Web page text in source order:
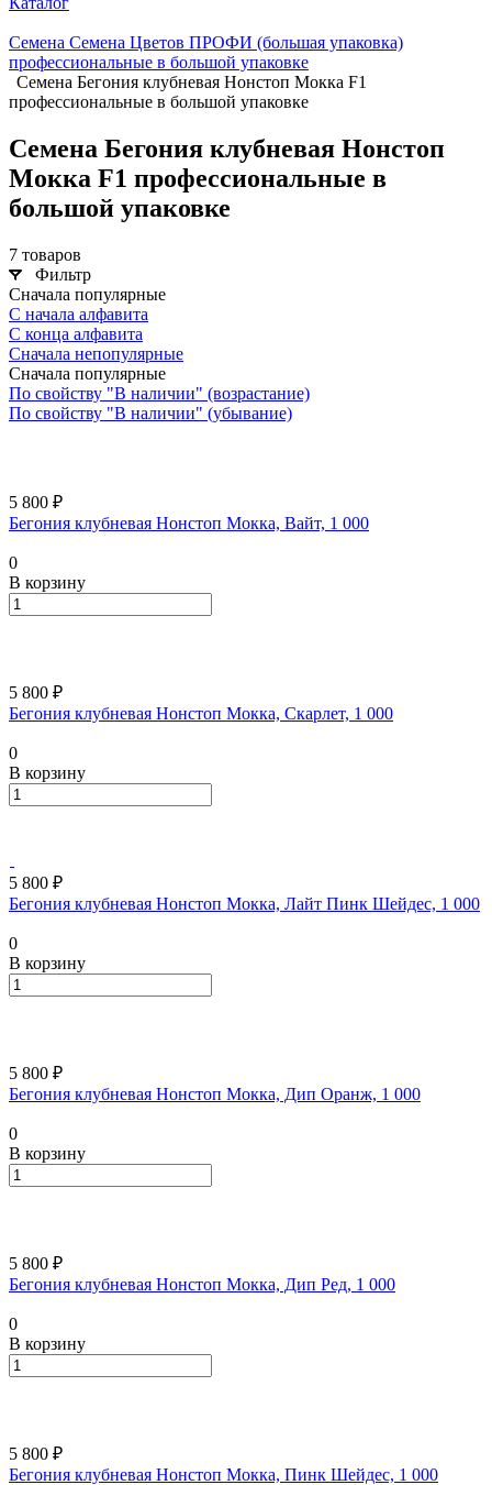
Семена Семена Цветов ПРОФИ (большая упаковка)
профессиональные в большой упаковке
Семена Бегония клубневая Нонстоп Мокка F1
профессиональные в большой упаковке
Семена Бегония клубневая Нонстоп
Мокка F1 профессиональные в
большой упаковке
7 товаров
Фильтр
Сначала популярные
С начала алфавита
С конца алфавита
Сначала непопулярные
Сначала популярные
По свойству "В наличии" (возрастание)
По свойству "В наличии" (убывание)
5 800 ₽
Бегония клубневая Нонстоп Мокка, Вайт, 1 000
0
В корзину
5 800 ₽
Бегония клубневая Нонстоп Мокка, Скарлет, 1 000
0
В корзину
5 800 ₽
Бегония клубневая Нонстоп Мокка, Лайт Пинк Шейдес, 1 000
0
В корзину
5 800 ₽
Бегония клубневая Нонстоп Мокка, Дип Оранж, 1 000
0
В корзину
5 800 ₽
Бегония клубневая Нонстоп Мокка, Дип Ред, 1 000
0
В корзину
5 800 ₽
Бегония клубневая Нонстоп Мокка, Пинк Шейдес, 1 000